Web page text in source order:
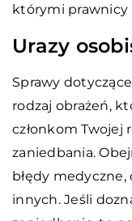
którymi prawnicy
Urazy
Sprawy
rodzaj obrażeń,
członkom Twojej
zaniedbania.
błędy
innych. Jeśli